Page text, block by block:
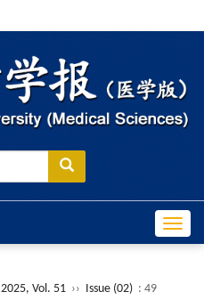
2025, Vol. 51 ›› Issue (02) : 49